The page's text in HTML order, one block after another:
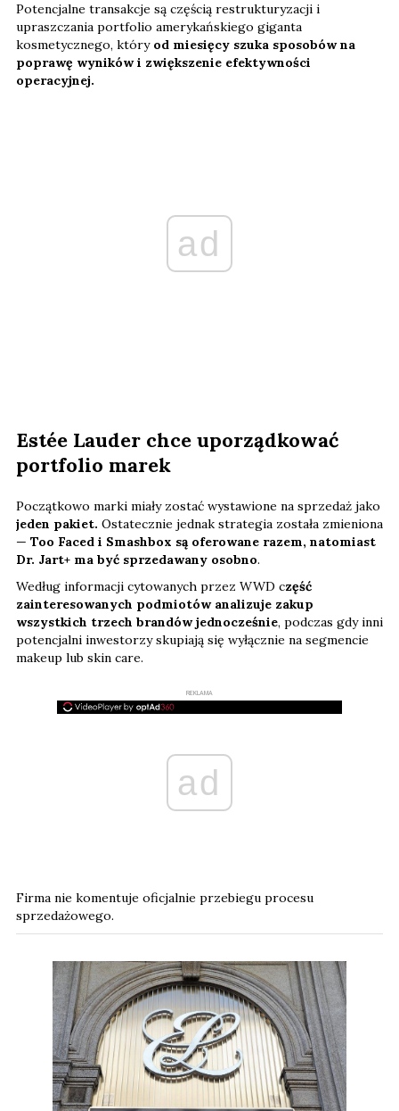
Potencjalne transakcje są częścią restrukturyzacji i
upraszczania portfolio amerykańskiego giganta
kosmetycznego, który od miesięcy szuka sposobów na
poprawę wyników i zwiększenie efektywności
operacyjnej.
ad
Estée Lauder chce uporządkować
portfolio marek
Początkowo marki miały zostać wystawione na sprzedaż jako
jeden pakiet. Ostatecznie jednak strategia została zmieniona
— Too Faced i Smashbox są oferowane razem, natomiast
Dr. Jart+ ma być sprzedawany osobno.
Według informacji cytowanych przez WWD część
zainteresowanych podmiotów analizuje zakup
wszystkich trzech brandów jednocześnie, podczas gdy inni
potencjalni inwestorzy skupiają się wyłącznie na segmencie
makeup lub skin care.
REKLAMA
ad
Firma nie komentuje oficjalnie przebiegu procesu
sprzedażowego.